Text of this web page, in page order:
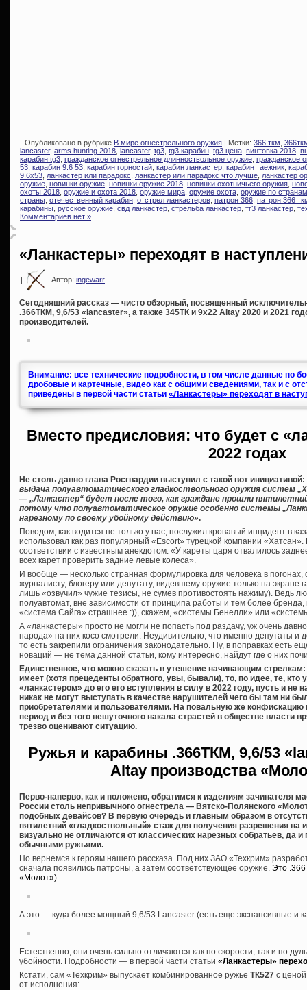
Опубликовано в рубрике В мире огнестрельного оружия | Метки: 366 ткм
lancaster, arms hunting 2018 lancaster, tg3 tg3 карабин tg3 цена винтовка 2018
карабин tg3 гражданское огнестрельное длинноствольное оружие гражданское
53 карабин 9.6 53 карабин горностай карабин ланкастер карабин таежник
9.6х53 ланкастер или парадокс ланкастер или парадокс что лучше ланкастер
оружие новинки оружие новинки оружие 2018 новинки охотничьего оружия
охоты 2018 оружие и охота 2018 оружие мира оружие охота оружие по странам
страны отечественный карабин отстрел ланкастеров патрон 366 патрон 366
карабины русское оружие свд ланкастер стрельба ланкастер тг3 ланкастер
Комментариев нет »
«Ланкастеры» переходят в
| Автор: ingewarr
Сегодняшний рассказ — чисто обзорный, посвященный
.366ТКМ, 9,6/53 «lancaster», а также 345ТК и 9х22 Altay 2020 и 2021
производителей.
Внимание: все технические подробности, в том числе данные по
дробовые и картечные, видео как с общими сведениями, так и с
приведены в первой части статьи «Ланкастеры» переходят в
Вместо предисловия: что будет с
2022 годах
Не столь давно глава Росгвардии выступил с такой вот инициативой:
выдача полуавтоматического гладкоствольного оружия систем
— „Ланкастер“ будет после того, как граждане прошли
потому что полуавтоматическое оружие особенно системы
нарезному по своему убойному действию».
Поводом, как водится не только у нас, послужил кровавый инцидент в
использовал как раз популярный «Escort» турецкой компании «Хатсан».
соответствии с известным анекдотом: «У кареты царя отвалилось
всех карет проверить задние левые колеса».
И вообще — несколько странная формулировка для человека в
журналисту, блогеру или депутату, видевшему оружие только на экране
лишь «озвучил» чужие тезисы, не сумев противостоять нажиму). Ведь
полуавтомат, вне зависимости от принципа работы и тем более
«система Сайга» страшнее :)), скажем, «системы Бенелли» или
А «ланкастеры» просто не могли не попасть под раздачу, уж очень
народа» на них косо смотрели. Неудивительно, что именно депутаты и
то есть закрепили ограничения законодательно. Ну, в поправках есть
новаций — не тема данной статьи, кому интересно, найдут где о них
Единственное, что можно сказать в утешение начинающим
имеет (хотя прецеденты обратного, увы, бывали), то, по идее, те, кто
«ланкастером» до его его вступления в силу в 2022 году, пусть и не
никак не могут выступать в качестве нарушителей чего бы там ни
приобретателями и пользователями. На повальную же конфискацию
период и без того нешуточного накала страстей в обществе власти
трезво оценивают ситуацию.
Ружья и карабины .366ТКМ, 9,6/53
Altay производства
Перво-наперво, как и положено, обратимся к изделиям зачинателя
России столь непривычного огнестрела — Вятско-Полянского
подобных девайсов? В первую очередь и главным образом в
пятилетний «гладкоствольный» стаж для получения разрешения на
визуально не отличаются от классических нарезных собратьев, да
обычными ружьями.
Но вернемся к героям нашего рассказа. Под них ЗАО «Техкрим»
сначала появились патроны, а затем соответствующее оружие. Это
«Молот»):
А это — куда более мощный 9,6/53 Lancaster (есть еще экспансивные и
Естественно, они очень сильно отличаются как по скорости, так и по
убойности. Подробности — в первой части статьи «Ланкастеры»
Кстати, сам «Техкрим» выпускает комбинированное ружье ТК527 с
от исполнения: